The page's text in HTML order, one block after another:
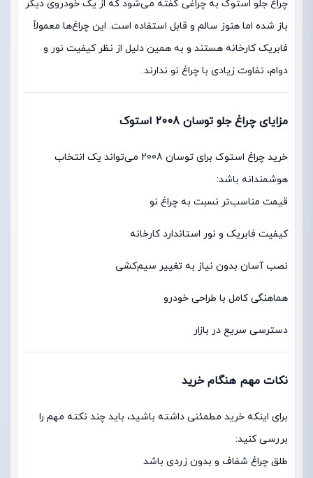
چراغ جلو استوک به چراغی گفته می‌شود که از یک خودروی دیگر
باز شده اما هنوز سالم و قابل استفاده است. این چراغ‌ها معمولاً
فابریک کارخانه هستند و به همین دلیل از نظر کیفیت نور و
دوام، تفاوت زیادی با چراغ نو ندارند.
مزایای چراغ جلو توسان 2008 استوک
خرید چراغ استوک برای توسان 2008 می‌تواند یک انتخاب
هوشمندانه باشد:
قیمت مناسب‌تر نسبت به چراغ نو
کیفیت فابریک و نور استاندارد کارخانه
نصب آسان بدون نیاز به تغییر سیم‌کشی
هماهنگی کامل با طراحی خودرو
دسترسی سریع در بازار
نکات مهم هنگام خرید
برای اینکه خرید مطمئنی داشته باشید، باید چند نکته مهم را
بررسی کنید:
طلق چراغ شفاف و بدون زردی باشد